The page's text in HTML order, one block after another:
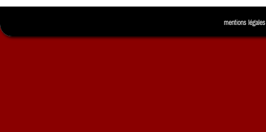
mentions légales